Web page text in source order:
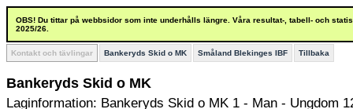
OBS! Du tittar på webbsidor som inte underhålls längre. Våra resultat-, tabell- och
2025/26.
Kontakt och tävlingar Bankeryds Skid o MK Småland Blekinges IBF Tillbaka
Bankeryds Skid o MK
Laginformation: Bankeryds Skid o MK 1 - Man - Ungdom